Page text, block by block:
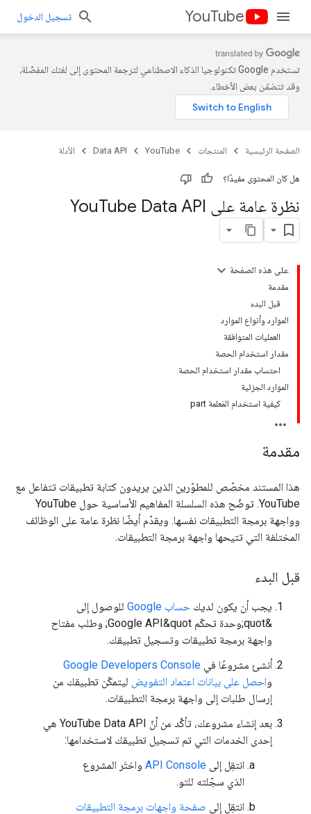
YouTube تسجيل الدخول
تستخدم Google تكنولوجيا الذكاء الاصطناعي لترجمة المحتوى إلى لغتك المفضّلة،
وقد تتضمّن بعض الأخطاء.
الصفحة الرئيسية المنتجات YouTube
Data API الأدلة
هل كان المحتوى مفيدًا؟
نظرة عامة على You Tube Data API
على هذه الصفحة
مقدمة
قبل البدء
الموارد وأنواع الموارد
العمليات المتوافقة
مقدار استخدام الحصة
احتساب مقدار استخدام الحصة
الموارد الجزئية
كيفية استخدام المَعلمة part
مقدمة
هذا المستند مخصّص للمطوّرين الذين يريدون كتابة تطبيقات تتفاعل مع
YouTube. توضّح هذه السلسلة المفاهيم الأساسية حول YouTube
وواجهة برمجة التطبيقات نفسها. ويقدّم أيضًا نظرة عامة على الوظائف
المختلفة التي تتيحها واجهة برمجة التطبيقات.
قبل البدء
يجب أن يكون لديك حساب Google
للوصول إلى
&quot;وحدة تحكّم Google API&quot; وطلب مفتاح
واجهة برمجة تطبيقات وتسجيل تطبيقك.
أنشئ مشروعًا في Google Developers Console
واحصل على بيانات اعتماد التفويض ليتمكّن تطبيقك من
إرسال طلبات إلى واجهة برمجة التطبيقات.
بعد إنشاء مشروعك، تأكَّد من أنّ YouTube Data API هي
إحدى الخدمات التي تم تسجيل تطبيقك لاستخدامها:
انتقِل إلى API Console واختَر المشروع
الذي سجّلته للتو.
انتقِل إلى صفحة واجهات برمجة التطبيقات